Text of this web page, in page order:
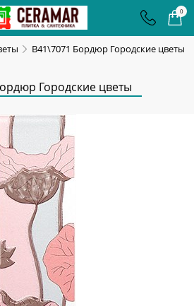
0
B41\7071 Бордюр Городские цветы
Городские цветы